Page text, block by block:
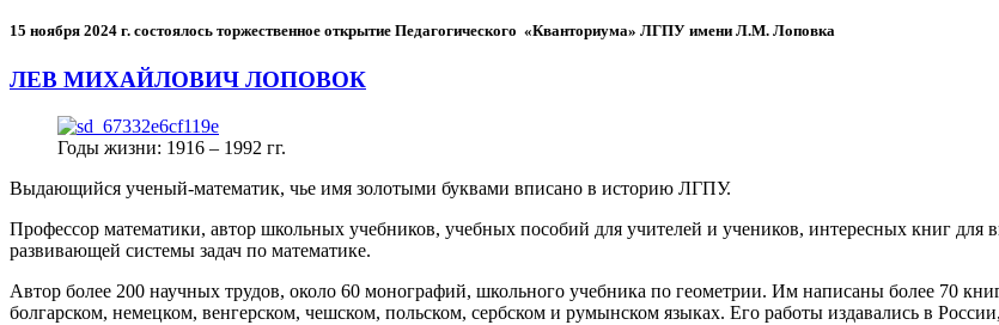
15 ноября 2024 г. состоялось торжественное открытие Педагогического «Кванториума» ЛГПУ имени Л.М. Лоповка
ЛЕВ МИХАЙЛОВИЧ ЛОПОВОК
Годы жизни: 1916 – 1992 гг.
Выдающийся ученый-математик, чье имя золотыми буквами вписано в историю ЛГПУ.
Профессор математики, автор школьных учебников, учебных пособий для учителей и учеников, интересных книг для
развивающей системы задач по математике.
Автор более 200 научных трудов, около 60 монографий, школьного учебника по геометрии. Им написаны более 70
болгарском, немецком, венгерском, чешском, польском, сербском и румынском языках. Его работы издавались в